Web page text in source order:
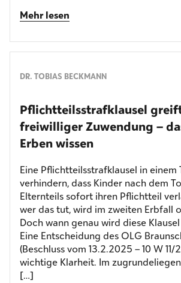
Mehr lesen
DR. TOBIAS BECKMANN
Pflichtteilsstrafklausel
freiwilliger Zuwendung –
Erben wissen
Eine Pflichtteilsstrafklausel in einem
verhindern, dass Kinder nach dem
Elternteils sofort ihren Pflichtteil
wer das tut, wird im zweiten Erbfall
Doch wann genau wird diese
Eine Entscheidung des OLG
(Beschluss vom 13.2.2025 – 10 W
wichtige Klarheit. Im
[…]